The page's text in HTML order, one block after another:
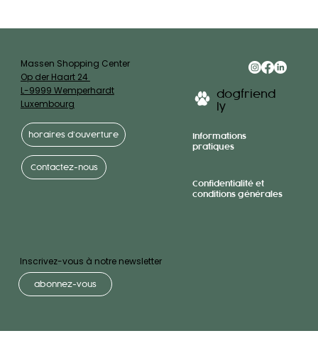
Inscrivez-vous à notre newsletter
abonnez-vous
dogfriend
ly
Informations
pratiques
Confidentialité et
conditions générales
Massen Shopping Center
Op der Haart 24
L-9999 Wemperhardt
Luxembourg
horaires d’ouverture
Contactez-nous